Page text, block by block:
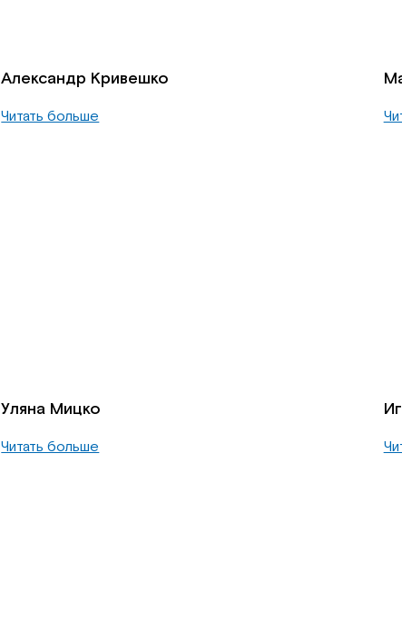
Александр Кривешко
Читать больше
Уляна Мицко
Читать больше